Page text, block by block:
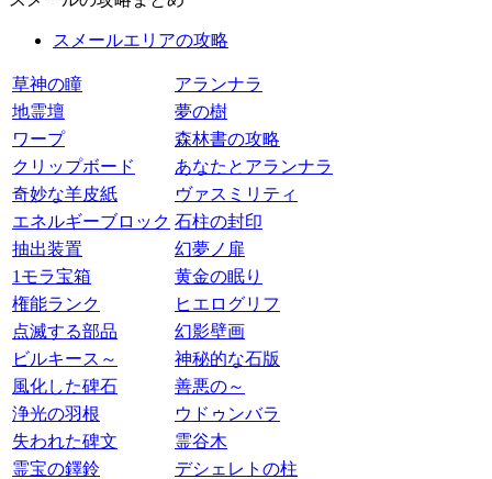
スメールエリアの攻略
草神の瞳
アランナラ
地霊壇
夢の樹
ワープ
森林書の攻略
クリップボード
あなたとアランナラ
奇妙な羊皮紙
ヴァスミリティ
エネルギーブロック 石柱の封印
抽出装置
幻夢ノ扉
1モラ宝箱
黄金の眠り
権能ランク
ヒエログリフ
点滅する部品
幻影壁画
ビルキース～
神秘的な石版
風化した碑石
善悪の～
浄光の羽根
ウドゥンバラ
失われた碑文
霊谷木
霊宝の鐸鈴
デシェレトの柱